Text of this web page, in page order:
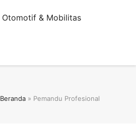
Otomotif & Mobilitas
Beranda » Pemandu Profesional